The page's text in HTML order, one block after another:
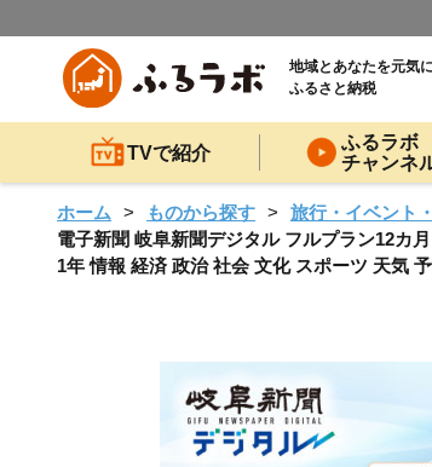
地域とあなたを元気
ふるさと納税
TVで紹介
ふるラボ
チャンネ
ホーム ものから探す 旅行・イベント
電子新聞 岐阜新聞デジタル フルプラン12カ
1年 情報 経済 政治 社会 文化 スポーツ 天気